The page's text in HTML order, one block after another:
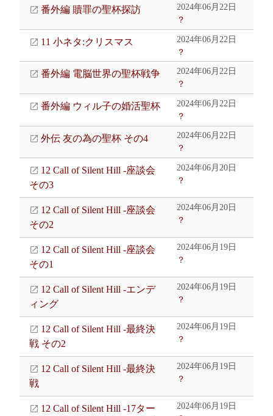
番外編 贖罪の聖杯探訪
2024年06月22日
？
11 小ネタ:クリスマス
2024年06月22日
？
番外編 電脳世界の聖杯戦争
2024年06月22日
？
番外編 ウィル子の婚活聖杯
2024年06月22日
？
外伝 友の為の聖杯 その4
2024年06月22日
？
12 Call of Silent Hill -座談会
その3
2024年06月20日
？
12 Call of Silent Hill -座談会
その2
2024年06月20日
？
12 Call of Silent Hill -座談会
その1
2024年06月19日
？
12 Call of Silent Hill -エンデ
ィング
2024年06月19日
？
12 Call of Silent Hill -最終決
戦 その2
2024年06月19日
？
12 Call of Silent Hill -最終決
戦
2024年06月19日
？
12 Call of Silent Hill -17ター
2024年06月19日